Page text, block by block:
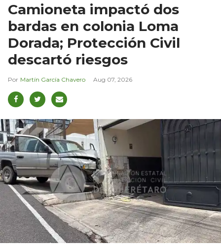
Camioneta impactó dos
bardas en colonia Loma
Dorada; Protección Civil
descartó riesgos
Martín García Chavero Aug 07, 2026